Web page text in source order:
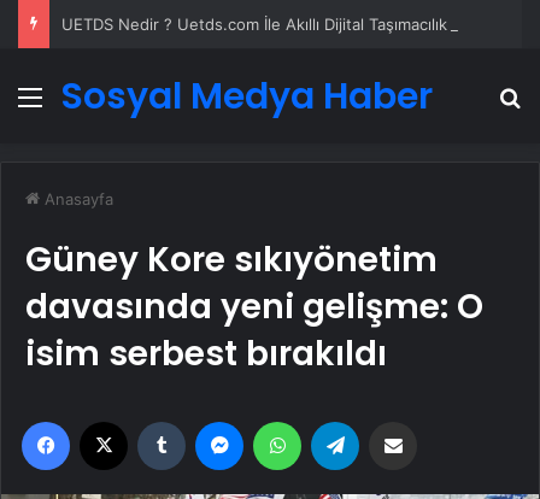
Menü
Sosyal Medya Haber
Anasayfa
Güney Kore sıkıyönetim
davasında yeni gelişme: O
isim serbest bırakıldı
Facebook Tumblr MessengerWhatsApp